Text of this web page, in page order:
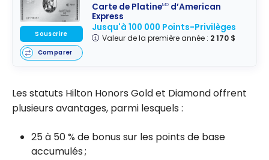
Carte de PlatineMD d’American
Express
Jusqu'à 100 000 Points-Privilèges
Valeur de la première année : 2 170 $
Souscrire
Comparer
Les statuts Hilton Honors Gold et Diamond offrent
plusieurs avantages, parmi lesquels :
25 à 50 % de bonus sur les points de base
accumulés ;